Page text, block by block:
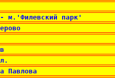
- м.'Филевский парк'
Павлова